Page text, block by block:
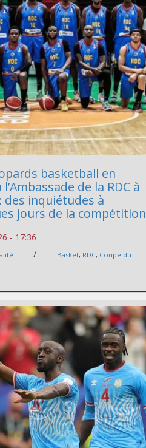
basketball en
de la RDC à
des inquiétudes à
jours de la compétition
- 17:36
/ Basket, RDC, Coupe du